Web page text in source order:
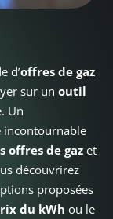
d’offres de gaz
sur un outil
Un
incontournable
offres de gaz et
découvrirez
proposées
du kWh ou le